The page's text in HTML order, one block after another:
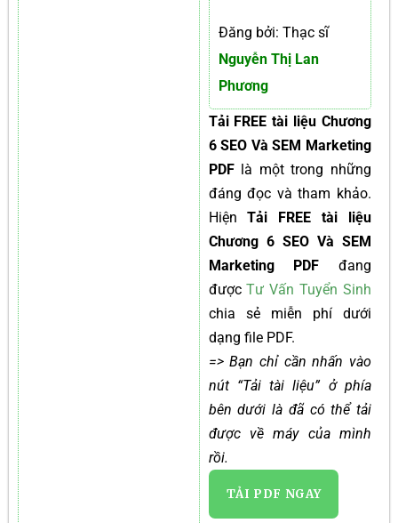
Đăng bởi: Thạc sĩ
Nguyễn Thị Lan
Phương
Tải FREE tài liệu Chương
6 SEO Và SEM Marketing
PDFlà một trong những
đáng đọc và tham khảo.
HiệnTải FREE tài liệu
Chương 6 SEO Và SEM
Marketing PDF đang
đượcTư Vấn Tuyển Sinh
chia sẻ miễn phí dưới
dạng file PDF.
=> Bạn chỉ cần nhấn vào
nút “Tải tài liệu” ở phía
bên dưới là đã có thể tải
được về máy của mình
rồi.
TẢI PDF NGAY